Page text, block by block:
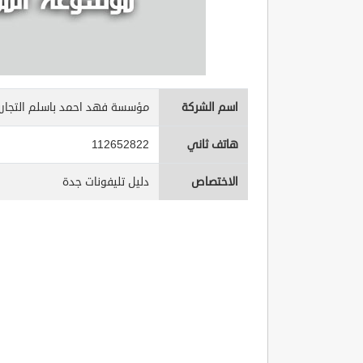
اسم الشركة مؤسسة فهد احمد باسلم
هاتف ثاني 112652822
الاختصاص دليل تليفونات جدة